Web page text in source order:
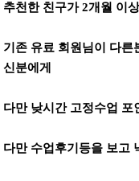
추천한 친구가 2개월 이
기존 유료 회원님이 다
신분에게
다만 낮시간 고정수업 포
다만 수업후기등을 보